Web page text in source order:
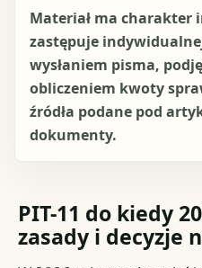
Materiał ma charakter
zastępuje
wysłaniem pisma,
obliczeniem kwoty
źródła podane pod
dokumenty.
PIT-11 do kiedy
zasady i decyzje